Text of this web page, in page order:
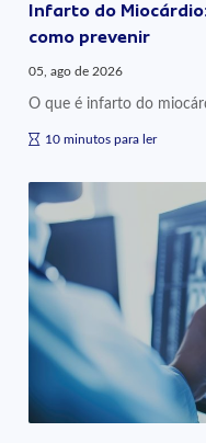
Infarto do
como prevenir
05, ago de 2026
O que é infarto do
10 minutos para ler